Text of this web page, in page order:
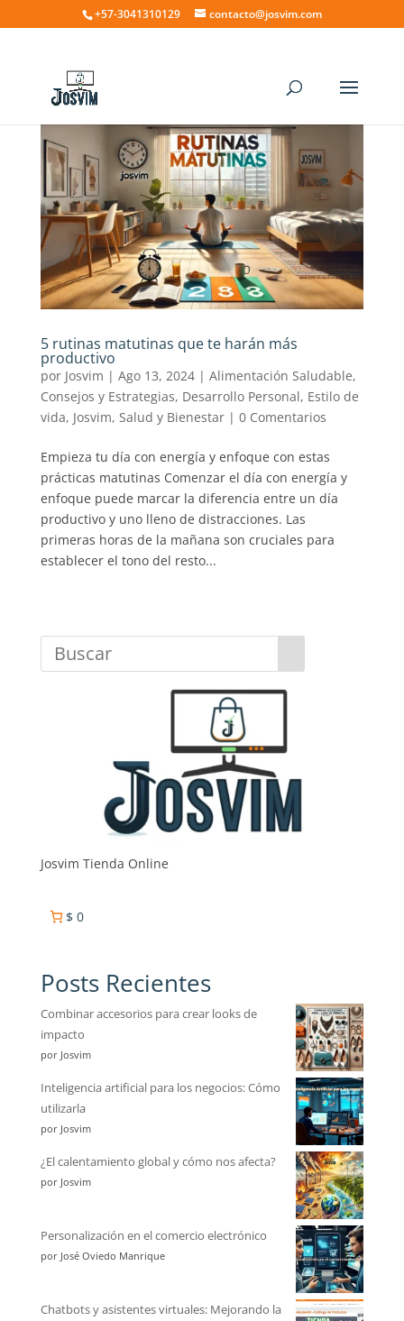
+57-3041310129 contacto@josvim.com
5 rutinas matutinas que te harán más
productivo
por Josvim | Ago 13, 2024| Alimentación Saludable,
Consejos y Estrategias, Desarrollo Personal, Estilo de
vida, Josvim, Salud y Bienestar| 0 Comentarios
Empieza tu día con energía y enfoque con estas
prácticas matutinas Comenzar el día con energía y
enfoque puede marcar la diferencia entre un día
productivo y uno lleno de distracciones. Las
primeras horas de la mañana son cruciales para
establecer el tono del resto...
Josvim Tienda Online
$ 0
Posts Recientes
Combinar accesorios para crear looks de
impacto
por Josvim
Inteligencia artificial para los negocios: Cómo
utilizarla
por Josvim
¿El calentamiento global y cómo nos afecta?
por Josvim
Personalización en el comercio electrónico
por José Oviedo Manrique
Chatbots y asistentes virtuales: Mejorando la